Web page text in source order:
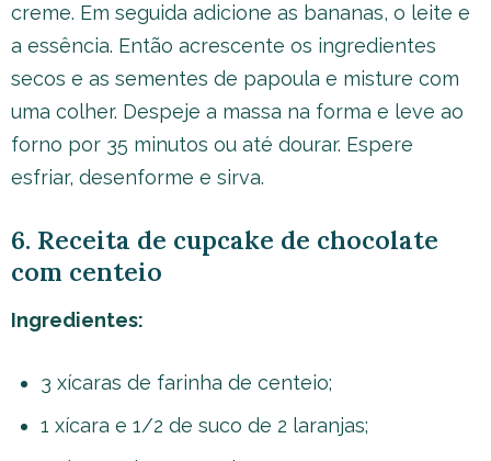
creme. Em seguida adicione as bananas, o leite e
a essência. Então acrescente os ingredientes
secos e as sementes de papoula e misture com
uma colher. Despeje a massa na forma e leve ao
forno por 35 minutos ou até dourar. Espere
esfriar, desenforme e sirva.
6. Receita de cupcake de chocolate
com centeio
Ingredientes:
3 xícaras de farinha de centeio;
1 xícara e 1/2 de suco de 2 laranjas;